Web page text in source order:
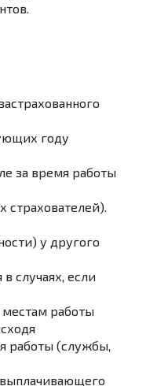
году
за время работы
страхователей).
у другого
случаях, если
местам работы
работы (службы,